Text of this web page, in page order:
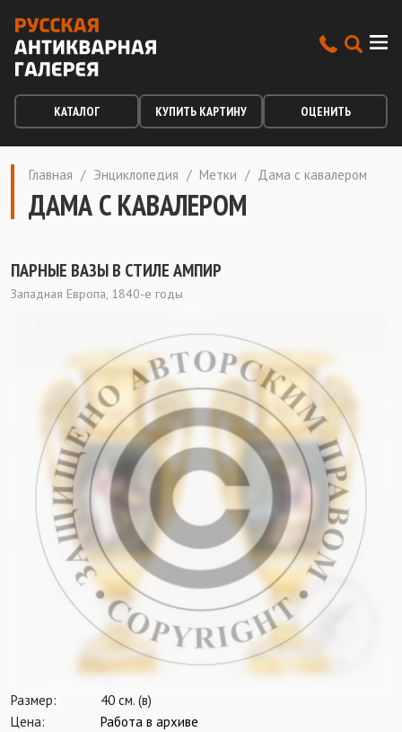
КАТАЛОГ КУПИТЬ КАРТИНУ ОЦЕНИТЬ
Главная / Энциклопедия / Метки / Дама с кавалером
ДАМА С КАВАЛЕРОМ
ПАРНЫЕ ВАЗЫ В СТИЛЕ АМПИР
Западная Европа, 1840-е годы
Размер:
40 см. (в)
Цена:
Работа в архиве